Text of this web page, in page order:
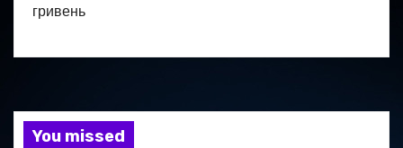
гривень
You missed